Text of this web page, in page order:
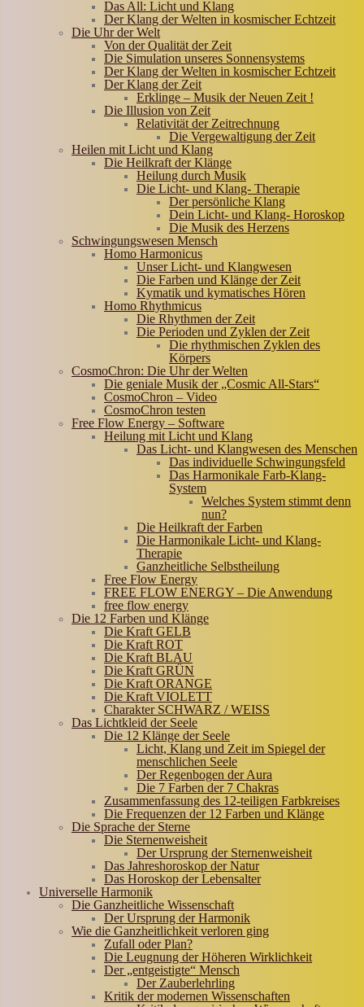
Das All: Licht und Klang
Der Klang der Welten in kosmischer Echtzeit
Die Uhr der Welt
Von der Qualität der Zeit
Die Simulation unseres Sonnensystems
Der Klang der Welten in kosmischer Echtzeit
Der Klang der Zeit
Erklinge – Musik der Neuen Zeit !
Die Illusion von Zeit
Relativität der Zeitrechnung
Die Vergewaltigung der Zeit
Heilen mit Licht und Klang
Die Heilkraft der Klänge
Heilung durch Musik
Die Licht- und Klang- Therapie
Der persönliche Klang
Dein Licht- und Klang- Horoskop
Die Musik des Herzens
Schwingungswesen Mensch
Homo Harmonicus
Unser Licht- und Klangwesen
Die Farben und Klänge der Zeit
Kymatik und kymatisches Hören
Homo Rhythmicus
Die Rhythmen der Zeit
Die Perioden und Zyklen der Zeit
Die rhythmischen Zyklen des
Körpers
CosmoChron: Die Uhr der Welten
Die geniale Musik der „Cosmic All-Stars“
CosmoChron – Video
CosmoChron testen
Free Flow Energy – Software
Heilung mit Licht und Klang
Das Licht- und Klangwesen des Menschen
Das individuelle Schwingungsfeld
Das Harmonikale Farb-Klang-
System
Welches System stimmt denn
nun?
Die Heilkraft der Farben
Die Harmonikale Licht- und Klang-
Therapie
Ganzheitliche Selbstheilung
Free Flow Energy
FREE FLOW ENERGY – Die Anwendung
free flow energy
Die 12 Farben und Klänge
Die Kraft GELB
Die Kraft ROT
Die Kraft BLAU
Die Kraft GRÜN
Die Kraft ORANGE
Die Kraft VIOLETT
Charakter SCHWARZ / WEISS
Das Lichtkleid der Seele
Die 12 Klänge der Seele
Licht, Klang und Zeit im Spiegel der
menschlichen Seele
Der Regenbogen der Aura
Die 7 Farben der 7 Chakras
Zusammenfassung des 12-teiligen Farbkreises
Die Frequenzen der 12 Farben und Klänge
Die Sprache der Sterne
Die Sternenweisheit
Der Ursprung der Sternenweisheit
Das Jahreshoroskop der Natur
Das Horoskop der Lebensalter
Universelle Harmonik
Die Ganzheitliche Wissenschaft
Der Ursprung der Harmonik
Wie die Ganzheitlichkeit verloren ging
Zufall oder Plan?
Die Leugnung der Höheren Wirklichkeit
Der „entgeistigte“ Mensch
Der Zauberlehrling
Kritik der modernen Wissenschaften